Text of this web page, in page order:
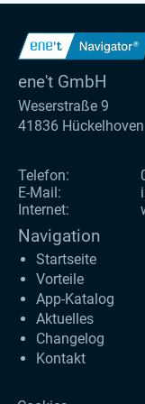
ene't GmbH
Weserstraße 9
41836 Hückelhoven
Telefon:
E-Mail:
Internet:
Navigation
Startseite
Vorteile
App-Katalog
Aktuelles
Changelog
Kontakt